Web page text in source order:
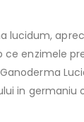
lucidum,
enzimele
in germaniu